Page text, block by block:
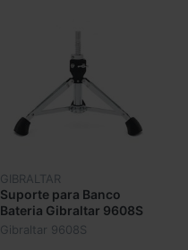
GIBRALTAR
Suporte para Banco
Bateria Gibraltar 9608S
Gibraltar 9608S